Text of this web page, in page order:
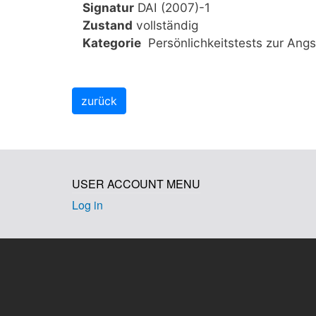
Signatur DAI (2007)-1
Zustand vollständig
Kategorie Persönlichkeitstests zur
USER ACCOUNT MENU
Log in